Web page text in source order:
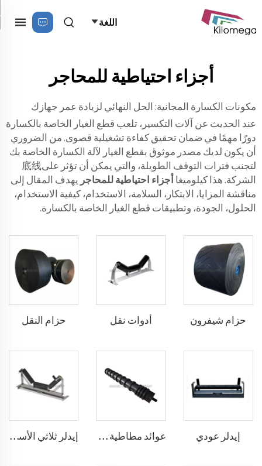
اللغة
أجزاء احتياطية للمحاجر
مكونات الكسارة المجانية: الحل النهائي لزيادة عمر جهازك
عند الحديث عن آلات التكسير، تلعب قطع الغيار الخاصة بالكسارة
دورًا مهمًا في ضمان تحقيق كفاءة تشغيلية قصوى. من الضروري
أن يكون لديك مصدر موثوق بقطع الغيار لآلة الكسارة الخاصة بك
لتجنب فترات التوقف الطويلة، والتي يمكن أن تؤثر على底线
الشركة. هذا كيلوميغا أجزاء احتياطية للمحاجر يهدف المقال إلى
مناقشة المزايا، الابتكار، السلامة، الاستخدام، كيفية الاستخدام،
الحلول، الجودة، وتطبيقات قطع الغيار الخاصة بالكسارة.
حزام شيفرون أدوات نقل حزام النقل
إيدلر عودي عوائد مطاطية وسادة إيدلر ثلاثي الأسطوانات مع نظام التحالف الذاتي